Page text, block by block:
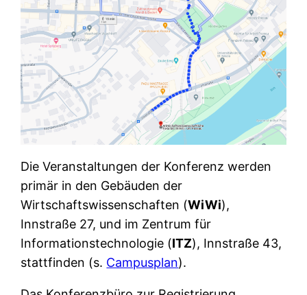
Die Veranstaltungen der Konferenz werden
primär in den Gebäuden der
Wirtschaftswissenschaften (WiWi),
Innstraße 27, und im Zentrum für
Informationstechnologie (ITZ), Innstraße 43,
stattfinden (s. Campusplan).